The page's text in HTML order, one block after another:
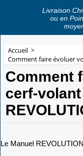
Livraison
ou en
Accueil >
Comment faire évoluer
Comment
cerf-
Le Manuel REVOLUTION